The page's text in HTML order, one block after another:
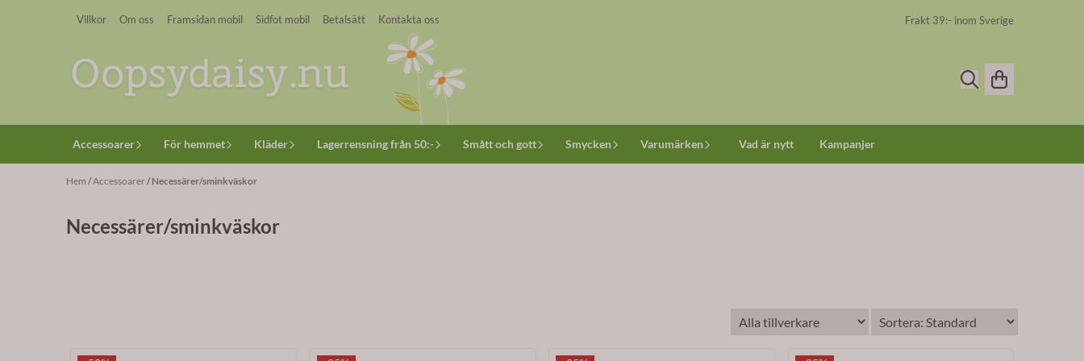
Hoppa till innehåll
Villkor Om oss Framsidan mobil Sidfot mobil Betalsätt Kontakta oss Frakt 39:- inom Sverige
Accessoarer För hemmet Kläder Lagerrensning från 50:- Smått och gott Smycken Varumärken Vad är nytt Kampanjer
Hem /Accessoarer/Necessärer/sminkväskor
Necessärer/sminkväskor